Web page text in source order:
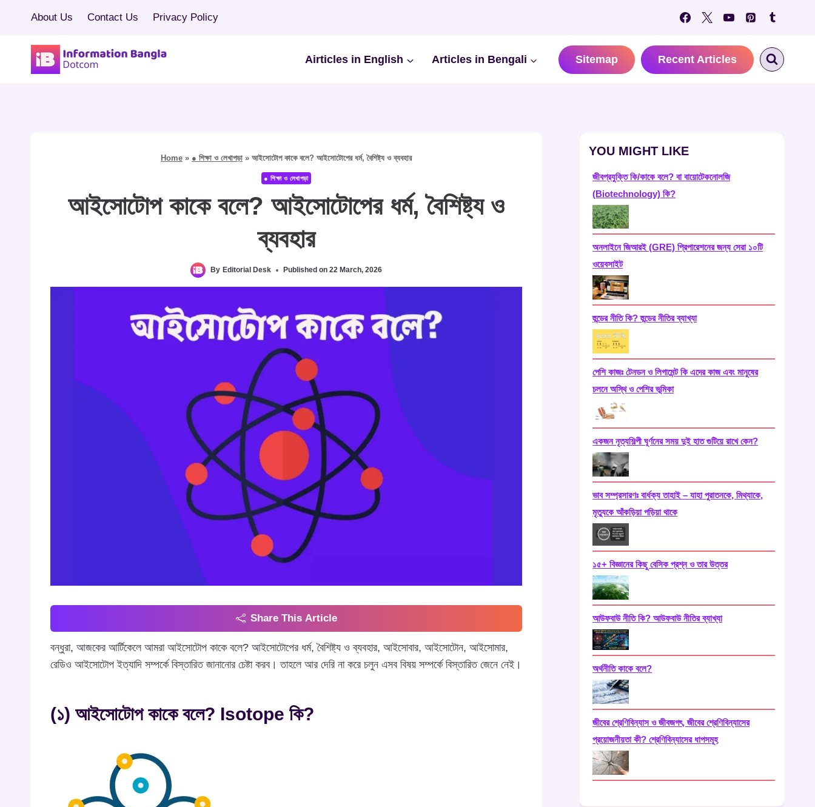
content
About Us Contact Us Privacy Policy
Airticles in English Articles in Bengali Sitemap Recent Articles
Home » ● শিক্ষা ও লেখাপড়া »আইসোটোপ কাকে বলে? আইসোটোপের ধর্ম, বৈশিষ্ট্য ও ব্যবহার
● শিক্ষা ও লেখাপড়া
আইসোটোপ কাকে বলে? আইসোটোপের ধর্ম, বৈশিষ্ট্য ও
ব্যবহার
By Editorial Desk Published on 22 March, 2026
Share This Article
বন্ধুরা, আজকের আর্টিকেলে আমরা আইসোটোপ কাকে বলে? আইসোটোপের ধর্ম, বৈশিষ্ট্য ও ব্যবহার, আইসোবার, আইসোটোন, আইসোমার,
রেডিও আইসোটোপ ইত্যাদি সম্পর্কে বিস্তারিত জানানোর চেষ্টা করব। তাহলে আর দেরি না করে চলুন এসব বিষয় সম্পর্কে বিস্তারিত জেনে নেই।
(১) আইসোটোপ কাকে বলে? Isotope কি?
YOU MIGHT LIKE
জীবপ্রযুক্তি কি/কাকে বলে? বা বায়োটেকনোলজি
(Biotechnology) কি?
অনলাইনে জিআরই (GRE) প্রিপারেশনের জন্য সেরা ১০টি
ওয়েবসাইট
হুন্ডের নীতি কি? হুন্ডের নীতির ব্যাখ্যা
পেশি কাজঃ টেনডন ও লিগামেন্ট কি এদের কাজ এবং মানুষের
চলনে অস্থি ও পেশির ভূমিকা
একজন নৃত্যশিল্পী ঘূর্ণনের সময় দুই হাত গুটিয়ে রাখে কেন?
ভাব সম্প্রসারণঃ বার্ধক্য তাহাই – যাহা পুরাতনকে, মিথ্যাকে,
মৃত্যুকে আঁকড়িয়া পড়িয়া থাকে
১৫+ বিজ্ঞানের কিছু বেসিক প্রশ্ন ও তার উত্তর
আউফবাউ নীতি কি? আউফবাউ নীতির ব্যাখ্যা
অর্থনীতি কাকে বলে?
জীবের শ্রেণিবিন্যাস ও জীবজগৎ, জীবের শ্রেণিবিন্যাসের
প্রয়োজনীয়তা কী? শ্রেণিবিন্যাসের ধাপসমূহ